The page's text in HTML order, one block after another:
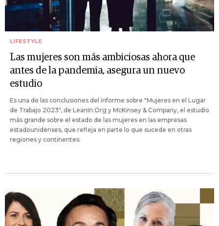
LIFESTYLE
Las mujeres son más ambiciosas ahora que
antes de la pandemia, asegura un nuevo
estudio
Es una de las conclusiones del informe sobre "Mujeres en el Lugar
de Trabajo 2023", de LeanIn.Org y McKinsey & Company, el estudio
más grande sobre el estado de las mujeres en las empresas
estadounidenses, que refleja en parte lo que sucede en otras
regiones y continentes.